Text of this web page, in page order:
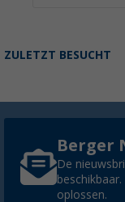
ZULETZT BESUCHT
Berger
De
oplossen.